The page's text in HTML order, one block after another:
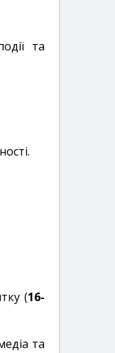
та
(16-
та